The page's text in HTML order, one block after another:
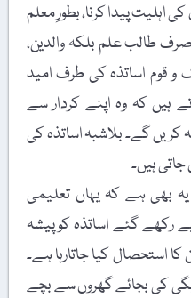
اہلیت پیدا کرنا، بطورِ معلم
طالب علم بلکہ والدین،
و قوم اساتذہ کی طرف امید
ہیں کہ وہ اپنے کردار سے
کریں گے۔ بلاشبہ اساتذہ کی
ہیں۔
بھی ہے کہ یہاں تعلیمی
رکھے گئے اساتذہ کوپیشہ
کا استحصال کیا جاتارہا ہے۔
کی بجائے گھروں سے بچے